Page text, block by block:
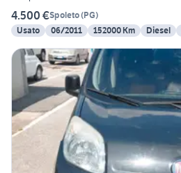
4.500 €Spoleto(PG)
Usato
06/2011 152000 Km Diesel